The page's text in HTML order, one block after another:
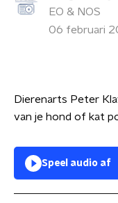
EO & NOS
06 februari
Dierenarts Peter
van je hond of kat
Speel audio af